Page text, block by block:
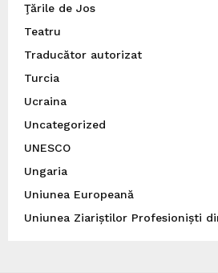
Ţările de Jos
Teatru
Traducător autorizat
Turcia
Ucraina
Uncategorized
UNESCO
Ungaria
Uniunea Europeană
Uniunea Ziariștilor Profesioniști